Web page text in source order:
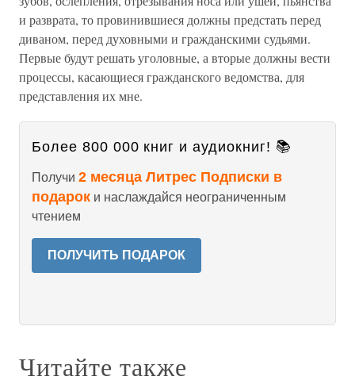
и разврата, то провинившиеся должны предстать перед
диваном, перед духовными и гражданскими судьями.
Первые будут решать уголовные, а вторые должны вести
процессы, касающиеся гражданского ведомства, для
представления их мне.
Более 800 000 книг и аудиокниг! 📚
Получи 2 месяца Литрес Подписки в
подарок и наслаждайся неограниченным
чтением
ПОЛУЧИТЬ ПОДАРОК
Читайте также